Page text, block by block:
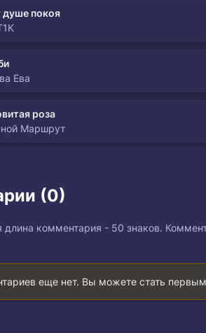
душе покоя
Ева
роза
Маршрут
(0)
длина комментария - 50 знаков.
еще нет. Вы можете стать